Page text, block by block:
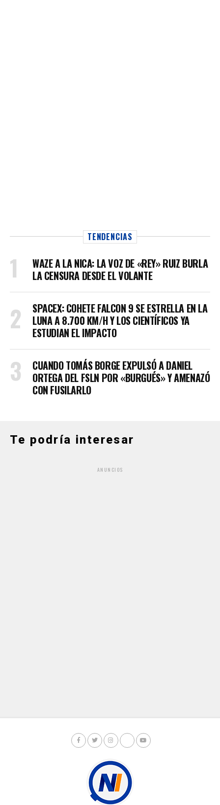
TENDENCIAS
WAZE A LA NICA: LA VOZ DE «REY» RUIZ BURLA
LA CENSURA DESDE EL VOLANTE
SPACEX: COHETE FALCON 9 SE ESTRELLA EN LA
LUNA A 8.700 KM/H Y LOS CIENTÍFICOS YA
ESTUDIAN EL IMPACTO
CUANDO TOMÁS BORGE EXPULSÓ A DANIEL
ORTEGA DEL FSLN POR «BURGUÉS» Y AMENAZÓ
CON FUSILARLO
Te podría interesar
ANUNCIOS